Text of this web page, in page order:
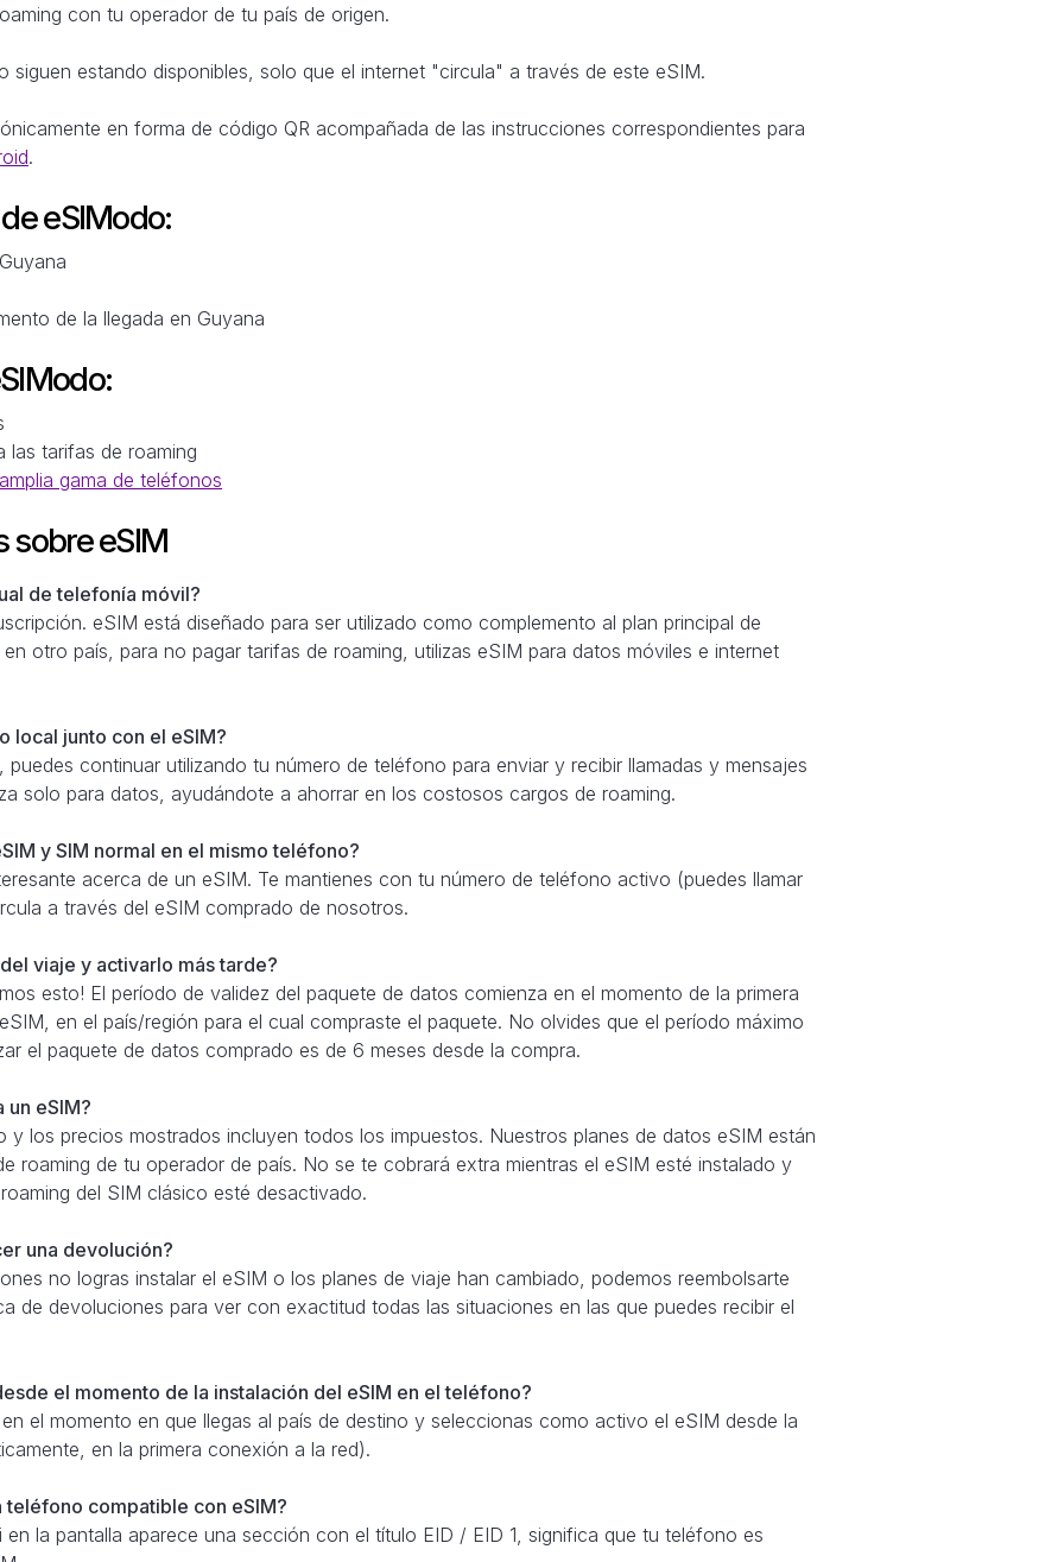
con tu operador de tu país de origen.
siguen estando disponibles, solo que el internet "circula" a través de este eSIM.
en forma de código QR acompañada de las instrucciones correspondientes para
.
eSIModo:
de la llegada en Guyana
las tarifas de roaming
gama de teléfonos
sobre eSIM
de telefonía móvil?
eSIM está diseñado para ser utilizado como complemento al plan principal de
otro país, para no pagar tarifas de roaming, utilizas eSIM para datos móviles e internet
local junto con el eSIM?
continuar utilizando tu número de teléfono para enviar y recibir llamadas y mensajes
solo para datos, ayudándote a ahorrar en los costosos cargos de roaming.
y SIM normal en el mismo teléfono?
acerca de un eSIM. Te mantienes con tu número de teléfono activo (puedes llamar
a través del eSIM comprado de nosotros.
viaje y activarlo más tarde?
esto! El período de validez del paquete de datos comienza en el momento de la primera
en el país/región para el cual compraste el paquete. No olvides que el período máximo
el paquete de datos comprado es de 6 meses desde la compra.
un eSIM?
y los precios mostrados incluyen todos los impuestos. Nuestros planes de datos eSIM están
roaming de tu operador de país. No se te cobrará extra mientras el eSIM esté instalado y
del SIM clásico esté desactivado.
una devolución?
no logras instalar el eSIM o los planes de viaje han cambiado, podemos reembolsarte
de devoluciones para ver con exactitud todas las situaciones en las que puedes recibir el
el momento de la instalación del eSIM en el teléfono?
el momento en que llegas al país de destino y seleccionas como activo el eSIM desde la
en la primera conexión a la red).
compatible con eSIM?
la pantalla aparece una sección con el título EID / EID 1, significa que tu teléfono es